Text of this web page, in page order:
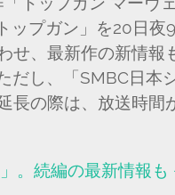
ップガン」を20日夜
せ、最新作の新情報
だし、「SMBC日本
長の際は、放送時間
。続編の最新情報も